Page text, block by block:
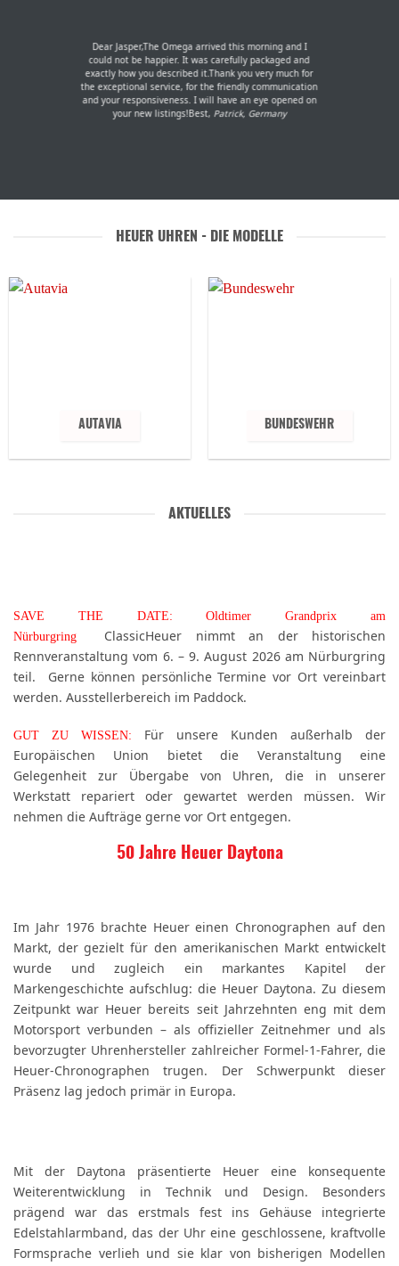
Dear Jasper,The Omega arrived this morning and I
could not be happier. It was carefully packaged and
exactly how you described it.Thank you very much for
the exceptional service, for the friendly communication
and your responsiveness. I will have an eye opened on
your new listings!Best, Patrick, Germany
HEUER UHREN - DIE MODELLE
AUTAVIA BUNDESWEHR
AKTUELLES
SAVE THE DATE: Oldtimer Grandprix am
Nürburgring
ClassicHeuer nimmt an der historischen
Rennveranstaltung vom 6. – 9. August 2026 am Nürburgring
teil. Gerne können persönliche Termine vor Ort vereinbart
werden. Ausstellerbereich im Paddock.
GUT ZU WISSEN:
Für unsere Kunden außerhalb der
Europäischen Union bietet die Veranstaltung eine
Gelegenheit zur Übergabe von Uhren, die in unserer
Werkstatt repariert oder gewartet werden müssen. Wir
nehmen die Aufträge gerne vor Ort entgegen.
50 Jahre Heuer Daytona
Im Jahr 1976 brachte Heuer einen Chronographen auf den
Markt, der gezielt für den amerikanischen Markt entwickelt
wurde und zugleich ein markantes Kapitel der
Markengeschichte aufschlug: die Heuer Daytona. Zu diesem
Zeitpunkt war Heuer bereits seit Jahrzehnten eng mit dem
Motorsport verbunden – als offizieller Zeitnehmer und als
bevorzugter Uhrenhersteller zahlreicher Formel-1-Fahrer, die
Heuer-Chronographen trugen. Der Schwerpunkt dieser
Präsenz lag jedoch primär in Europa.
Mit der Daytona präsentierte Heuer eine konsequente
Weiterentwicklung in Technik und Design. Besonders
prägend war das erstmals fest ins Gehäuse integrierte
Edelstahlarmband, das der Uhr eine geschlossene, kraftvolle
Formsprache verlieh und sie klar von bisherigen Modellen